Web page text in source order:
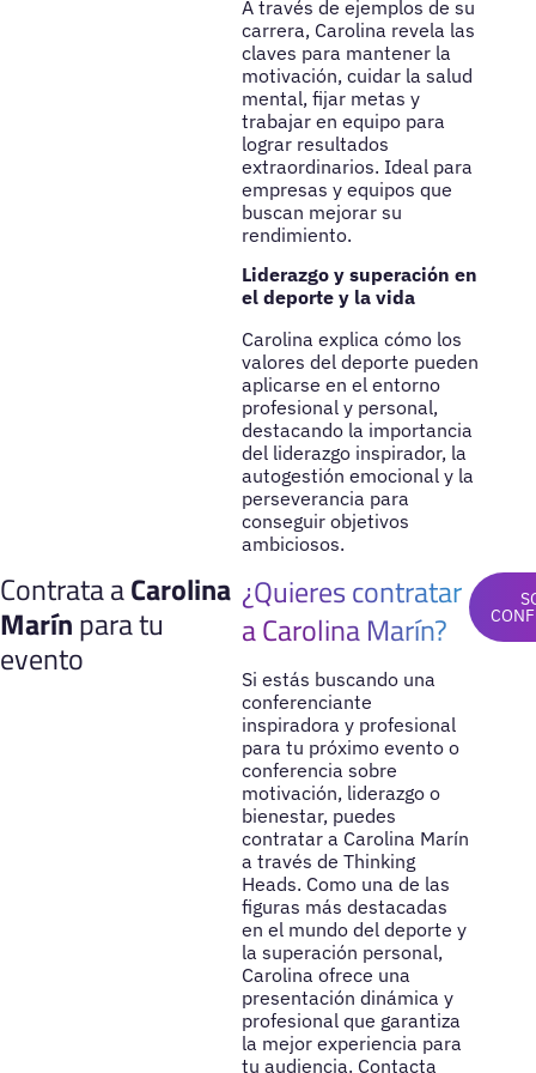
A través de ejemplos de su
carrera, Carolina revela las
claves para mantener la
motivación, cuidar la salud
mental, fijar metas y
trabajar en equipo para
lograr resultados
extraordinarios. Ideal para
empresas y equipos que
buscan mejorar su
rendimiento.
Liderazgo y superación en
el deporte y la vida
Carolina explica cómo los
valores del deporte pueden
aplicarse en el entorno
profesional y personal,
destacando la importancia
del liderazgo inspirador, la
autogestión emocional y la
perseverancia para
conseguir objetivos
ambiciosos.
Contrata aCarolina
Marínpara tu
evento
¿Quieres contratar
a Carolina Marín?
Si estás buscando una
conferenciante
inspiradora y profesional
para tu próximo evento o
conferencia sobre
motivación, liderazgo o
bienestar, puedes
contratar a Carolina Marín
a través de Thinking
Heads. Como una de las
figuras más destacadas
en el mundo del deporte y
la superación personal,
Carolina ofrece una
presentación dinámica y
profesional que garantiza
la mejor experiencia para
tu audiencia. Contacta